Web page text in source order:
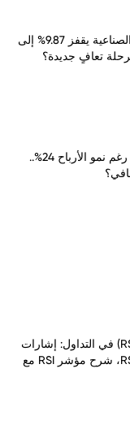
سهم الكوت للمشاريع الصناعية يقفز 9.87% إلى
سهم SMC عند 15 ريالاً رغم نمو الأرباح 24%..
مؤشر القوة النسبية (RSI) في التداول: إشارات
الشراء والبيع لمؤشر RSI، شرح مؤشر RSI مع